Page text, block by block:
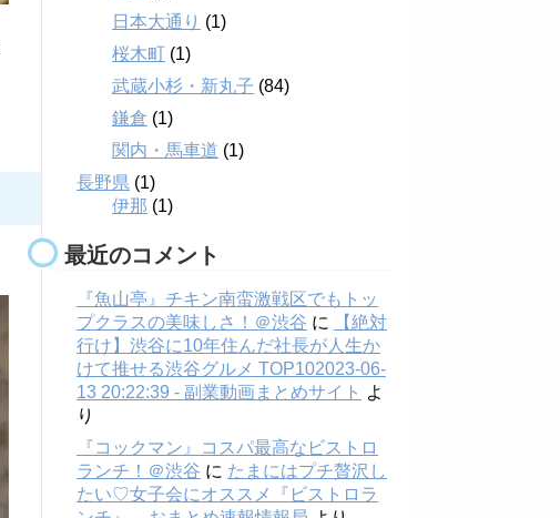
日本大通り (1)
桜木町 (1)
武蔵小杉・新丸子 (84)
鎌倉 (1)
関内・馬車道 (1)
長野県 (1)
伊那 (1)
最近のコメント
『魚山亭』チキン南蛮激戦区でもトッ
プクラスの美味しさ！＠渋谷 に
【絶対
行け】渋谷に10年住んだ社長が人生か
けて推せる渋谷グルメ TOP102023-06-
13 20:22:39 - 副業動画まとめサイト よ
り
『コックマン』コスパ最高なビストロ
ランチ！＠渋谷 に たまにはプチ贅沢し
たい♡女子会にオススメ『ビストロラ